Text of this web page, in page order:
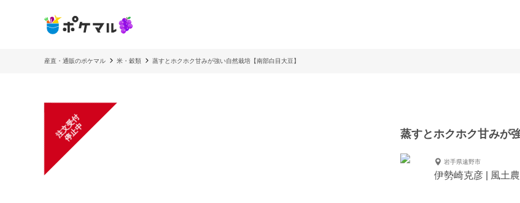
産直・通販のポケマル 米・穀類 蒸すとホクホク甘みが強い自然栽培【南部白目大豆】
注
文
受
付
停
止
中 蒸すとホクホク甘みが
岩手県遠野市
伊勢崎克彦 | 風土